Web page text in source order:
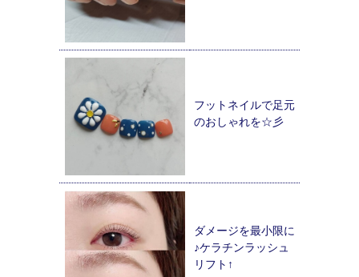
フットネイルで足元
のおしゃれを☆彡
ダメージを最小限に
♪ケラチンラッシュ
リフト↑